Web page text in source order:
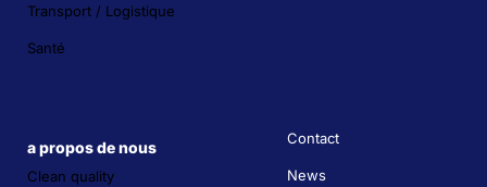
Transport / Logistique
Santé
a propos de nous
Clean quality
Contact
News